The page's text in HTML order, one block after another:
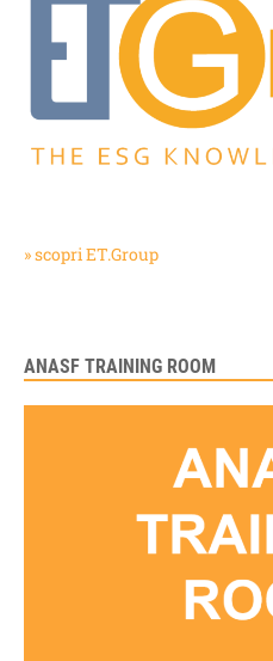
» scopri ET.Group
ANASF TRAINING ROOM